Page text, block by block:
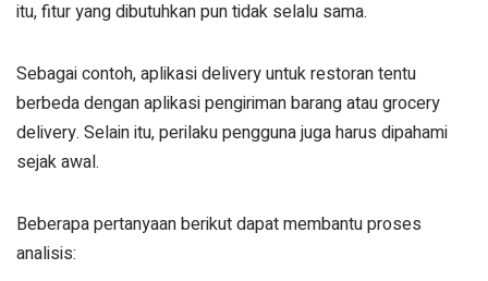
itu, fitur yang dibutuhkan pun tidak selalu sama.
Sebagai contoh, aplikasi delivery untuk restoran tentu
berbeda dengan aplikasi pengiriman barang atau grocery
delivery. Selain itu, perilaku pengguna juga harus dipahami
sejak awal.
Beberapa pertanyaan berikut dapat membantu proses
analisis: